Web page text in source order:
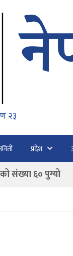
प्रदेश
१५७ यात्रु
‘युरो’ लागु नगर्ने
कारबाही गर्न
र लेखकलाई पक्राउ
संख्या ६० पुग्यो
१५७ यात्रु